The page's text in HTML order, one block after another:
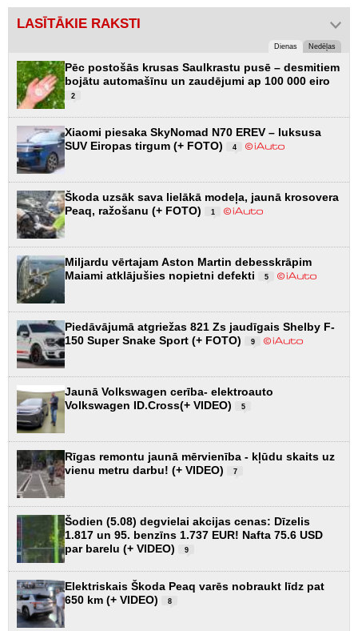
LASĪTĀKIE RAKSTI
Dienas Nedēļas
Pēc postošās krusas Saulkrastu pusē – desmitiem
bojātu automašīnu un zaudējumi ap 100 000 eiro
2
Xiaomi piesaka SkyNomad N70 EREV – luksusa
SUV Eiropas tirgum (+ FOTO)
4
Škoda uzsāk sava lielākā modeļa, jaunā krosovera
Peaq, ražošanu (+ FOTO)
1
Miljardu vērtajam Aston Martin debesskrāpim
Maiami atklājušies nopietni defekti
5
Piedāvājumā atgriežas 821 Zs jaudīgais Shelby F-
150 Super Snake Sport (+ FOTO)
9
Jaunā Volkswagen cerība- elektroauto
Volkswagen ID.Cross(+ VIDEO)
5
Rīgas remontu jaunā mērvienība - kļūdu skaits uz
vienu metru darbu! (+ VIDEO)
7
Šodien (5.08) degvielai akcijas cenas: Dīzelis
1.817 un 95. benzīns 1.737 EUR! Nafta 75.6 USD
par barelu (+ VIDEO)
9
Elektriskais Škoda Peaq varēs nobraukt līdz pat
650 km (+ VIDEO)
8